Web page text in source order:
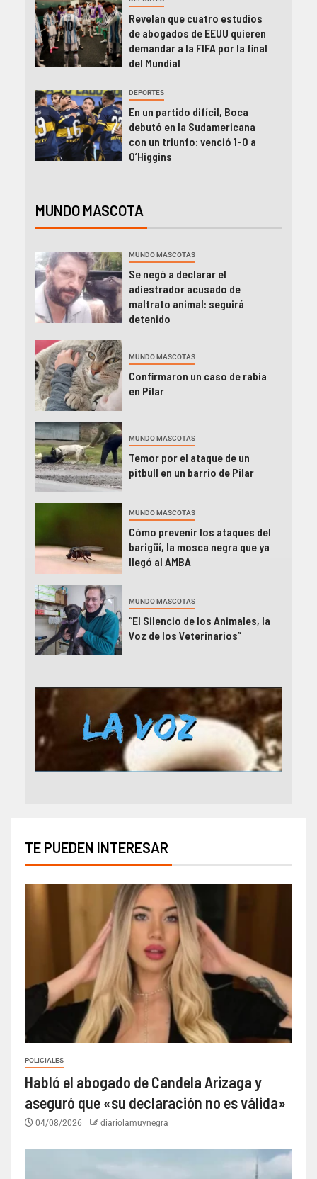
Revelan que cuatro estudios
de abogados de EEUU quieren
demandar a la FIFA por la final
del Mundial
DEPORTES
En un partido difícil, Boca
debutó en la Sudamericana
con un triunfo: venció 1-0 a
O’Higgins
MUNDO MASCOTA
MUNDO MASCOTAS
Se negó a declarar el
adiestrador acusado de
maltrato animal: seguirá
detenido
MUNDO MASCOTAS
Confirmaron un caso de rabia
en Pilar
MUNDO MASCOTAS
Temor por el ataque de un
pitbull en un barrio de Pilar
MUNDO MASCOTAS
Cómo prevenir los ataques del
barigüí, la mosca negra que ya
llegó al AMBA
MUNDO MASCOTAS
“El Silencio de los Animales, la
Voz de los Veterinarios”
TE PUEDEN INTERESAR
POLICIALES
Habló el abogado de Candela Arizaga y
aseguró que «su declaración no es válida»
04/08/2026 diariolamuynegra